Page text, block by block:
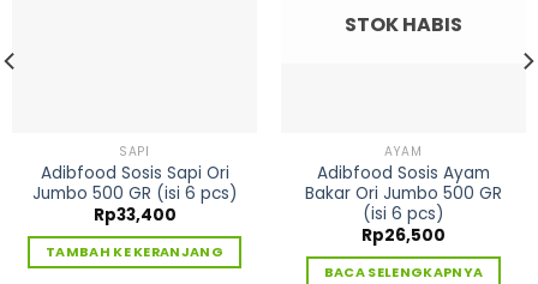
SAPI
Adibfood Sosis Sapi Ori
Jumbo 500 GR (isi 6 pcs)
Rp33,400
TAMBAH KE KERANJANG
STOK HABIS
AYAM
Adibfood Sosis Ayam
Bakar Ori Jumbo 500 GR
(isi 6 pcs)
Rp26,500
BACA SELENGKAPNYA